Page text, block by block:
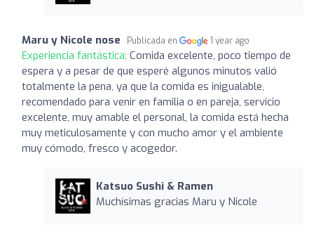
Maru y Nicole nose Publicada en 1 year ago
Experiencia fantástica: Comida excelente, poco tiempo de
espera y a pesar de que esperé algunos minutos valió
totalmente la pena, ya que la comida es inigualable,
recomendado para venir en familia o en pareja, servicio
excelente, muy amable el personal, la comida está hecha
muy meticulosamente y con mucho amor y el ambiente
muy cómodo, fresco y acogedor.
Katsuo Sushi & Ramen
Muchísimas gracias Maru y Nicole